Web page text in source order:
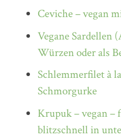
Ceviche – vegan
Vegane Sardellen
Würzen oder als
Schlemmerfilet à
Schmorgurke
Krupuk – vegan –
blitzschnell in